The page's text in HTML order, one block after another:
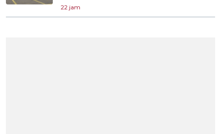
22 jam